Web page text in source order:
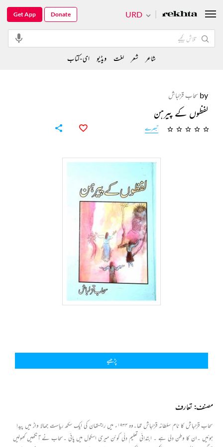
by سحاب قزلباش
لفظوں کے پیرہن
تبصرے
پڑھیے
مصنف: تعارف
سحاب قزلباش کا نام سلطانہ قزلباش تھا۔وہ ۱۹۳۴ء میں راجستھان کی ایک سکھ ریاست جھالا واڑ میں پیدا
ہوئیں ۔ان کا وطن دلی ہے ۔ ابتدائی تعلیم دلّی کوئن میری اسکول میں پائی ۔سحاب نے آنکھیں کھولیں
URD
Get App Donate
شاعر شعر لغت ویڈیو ای-کتاب